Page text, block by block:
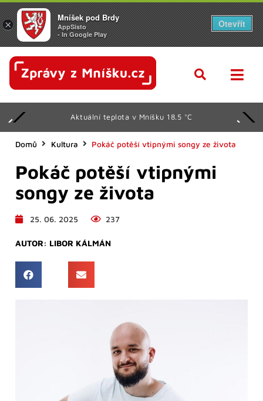
Aktuální teplota v Mníšku 18.5 °C
Domů Kultura Pokáč potěší vtipnými songy ze života
Pokáč potěší vtipnými
songy ze života
25. 06. 2025 237
AUTOR: LIBOR KÁLMÁN
×
Mníšek pod Brdy
AppSisto
- In Google Play
Otevřít